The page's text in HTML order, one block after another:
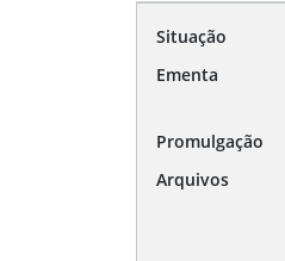
Situação
Ementa
Promulgação
Arquivos